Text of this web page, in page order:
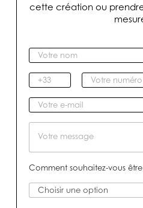
cette création ou
V
o
t
r
e
n
o
I
n
d
i
c
f
V
o
t
r
e
n
é
r
o
V
o
t
-
m
s
a
g
e
Comment souhaitez-vous